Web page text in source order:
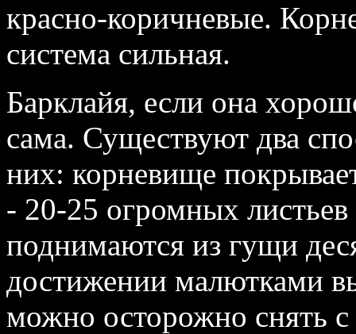
красно‑коричневые.
система сильная.
Барклайя, если она
сама. Существуют два
них: корневище
- 20‑25 огромных
поднимаются из гущи
достижении малютками
можно осторожно снять с